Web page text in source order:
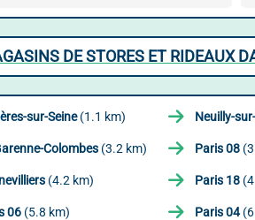
DE STORES ET RIDEAUX
sur-Seine(1.1 km) Neuilly-
Colombes (3.2 km) Paris 08
(4.2 km) Paris 18
06 (5.8 km) Paris 04